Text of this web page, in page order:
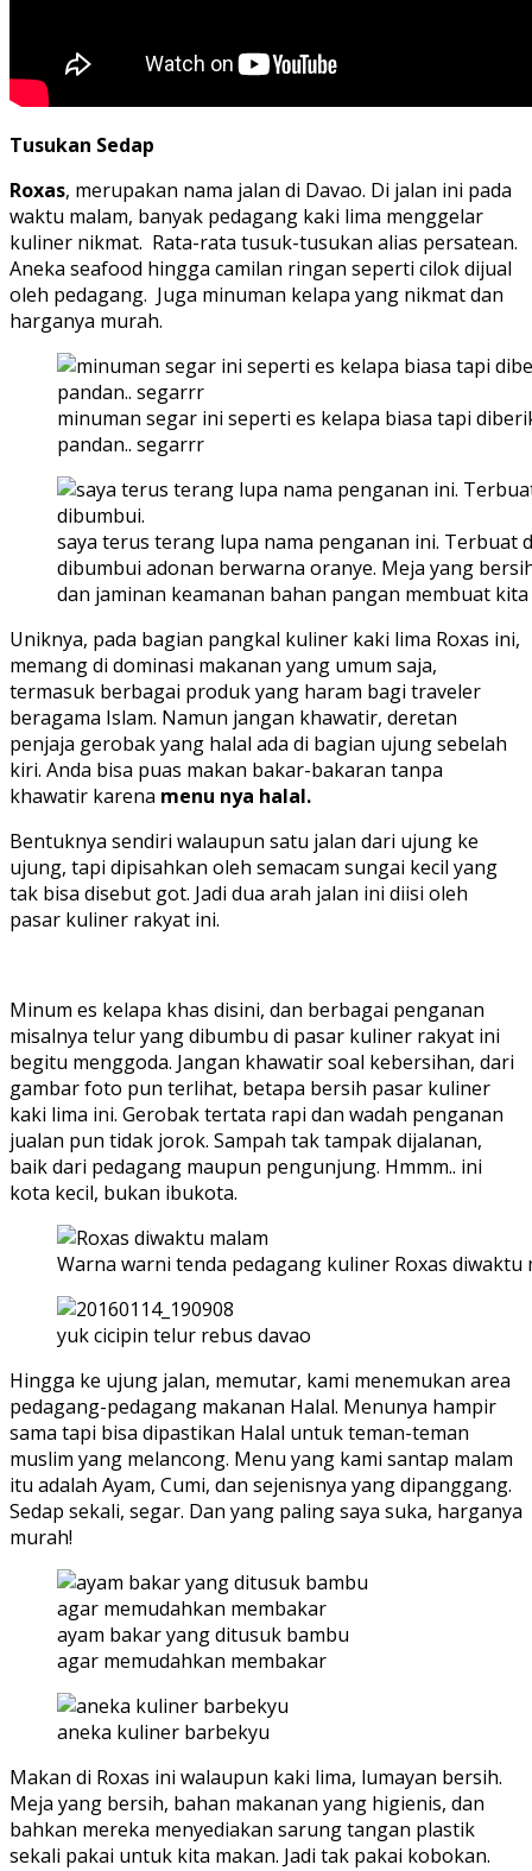
Tusukan Sedap
Roxas, merupakan nama jalan di Davao. Di jalan ini pada
waktu malam, banyak pedagang kaki lima menggelar
kuliner nikmat. Rata-rata tusuk-tusukan alias persatean.
Aneka seafood hingga camilan ringan seperti cilok dijual
oleh pedagang. Juga minuman kelapa yang nikmat dan
harganya murah.
minuman segar ini seperti es kelapa biasa tapi
pandan.. segarrr
saya terus terang lupa nama penganan ini. Terbuat
dibumbui adonan berwarna oranye. Meja yang
dan jaminan keamanan bahan pangan membuat
Uniknya, pada bagian pangkal kuliner kaki lima Roxas ini,
memang di dominasi makanan yang umum saja,
termasuk berbagai produk yang haram bagi traveler
beragama Islam. Namun jangan khawatir, deretan
penjaja gerobak yang halal ada di bagian ujung sebelah
kiri. Anda bisa puas makan bakar-bakaran tanpa
khawatir karena menu nya halal.
Bentuknya sendiri walaupun satu jalan dari ujung ke
ujung, tapi dipisahkan oleh semacam sungai kecil yang
tak bisa disebut got. Jadi dua arah jalan ini diisi oleh
pasar kuliner rakyat ini.
Minum es kelapa khas disini, dan berbagai penganan
misalnya telur yang dibumbu di pasar kuliner rakyat ini
begitu menggoda. Jangan khawatir soal kebersihan, dari
gambar foto pun terlihat, betapa bersih pasar kuliner
kaki lima ini. Gerobak tertata rapi dan wadah penganan
jualan pun tidak jorok. Sampah tak tampak dijalanan,
baik dari pedagang maupun pengunjung. Hmmm.. ini
kota kecil, bukan ibukota.
Warna warni tenda pedagang kuliner Roxas diwaktu
yuk cicipin telur rebus davao
Hingga ke ujung jalan, memutar, kami menemukan area
pedagang-pedagang makanan Halal. Menunya hampir
sama tapi bisa dipastikan Halal untuk teman-teman
muslim yang melancong. Menu yang kami santap malam
itu adalah Ayam, Cumi, dan sejenisnya yang dipanggang.
Sedap sekali, segar. Dan yang paling saya suka, harganya
murah!
ayam bakar yang ditusuk bambu
agar memudahkan membakar
aneka kuliner barbekyu
Makan di Roxas ini walaupun kaki lima, lumayan bersih.
Meja yang bersih, bahan makanan yang higienis, dan
bahkan mereka menyediakan sarung tangan plastik
sekali pakai untuk kita makan. Jadi tak pakai kobokan.